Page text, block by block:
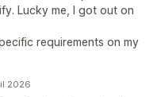
Lucky me, I got out on
requirements on my
2026